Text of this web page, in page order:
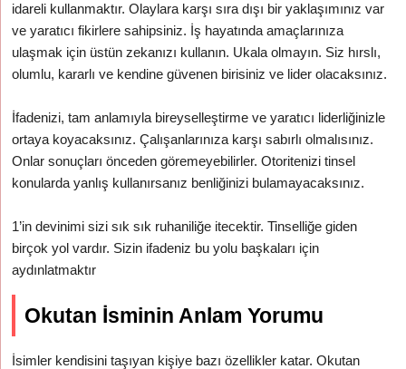
idareli kullanmaktır. Olaylara karşı sıra dışı bir yaklaşımınız var
ve yaratıcı fikirlere sahipsiniz. İş hayatında amaçlarınıza
ulaşmak için üstün zekanızı kullanın. Ukala olmayın. Siz hırslı,
olumlu, kararlı ve kendine güvenen birisiniz ve lider olacaksınız.
İfadenizi, tam anlamıyla bireyselleştirme ve yaratıcı liderliğinizle
ortaya koyacaksınız. Çalışanlarınıza karşı sabırlı olmalısınız.
Onlar sonuçları önceden göremeyebilirler. Otoritenizi tinsel
konularda yanlış kullanırsanız benliğinizi bulamayacaksınız.
1’in devinimi sizi sık sık ruhaniliğe itecektir. Tinselliğe giden
birçok yol vardır. Sizin ifadeniz bu yolu başkaları için
aydınlatmaktır
Okutan İsminin Anlam Yorumu
İsimler kendisini taşıyan kişiye bazı özellikler katar. Okutan